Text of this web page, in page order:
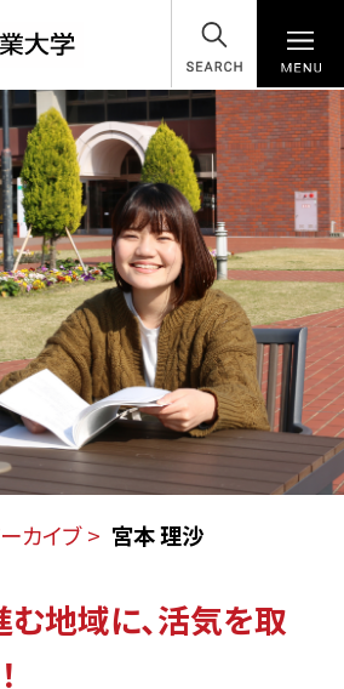
SEARCH
カイブ 宮本 理沙
地域に、活気を取